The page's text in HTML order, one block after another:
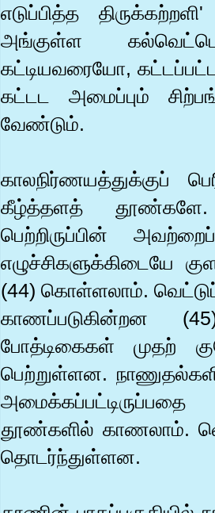
எடுப்பித்த
அங்குள்ள
கட்டியவரையோ,
கட்டட அமைப்பும்
வேண்டும்.
காலநிர்ணயத்துக்குப்
கீழ்த்தளத்
பெற்றிருப்பின்
எழுச்சிகளுக்கிடையே
(44) கொள்ளலாம்.
காணப்படுகின்றன
போத்டிகைகள் முதற்
பெற்றுள்ளன.
தூண்களில் காணலாம்.
தொடர்ந்துள்ளன.